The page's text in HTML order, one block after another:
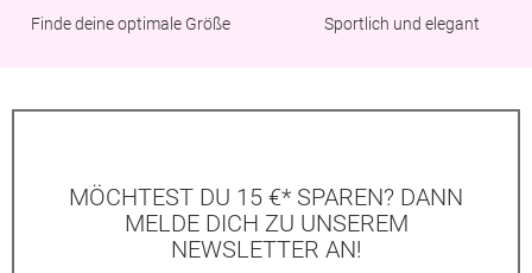
Finde deine optimale Größe Sportlich und elegant
MÖCHTEST DU 15 €* SPAREN? DANN
MELDE DICH ZU UNSEREM
NEWSLETTER AN!